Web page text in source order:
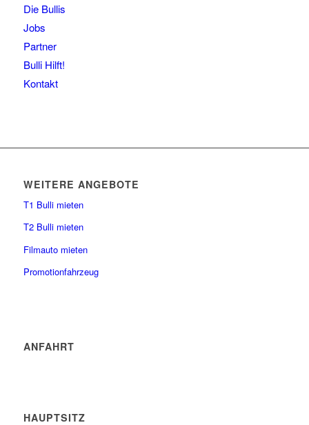
Die Bullis
Jobs
Partner
Bulli Hilft!
Kontakt
WEITERE ANGEBOTE
T1 Bulli mieten
T2 Bulli mieten
Filmauto mieten
Promotionfahrzeug
ANFAHRT
HAUPTSITZ